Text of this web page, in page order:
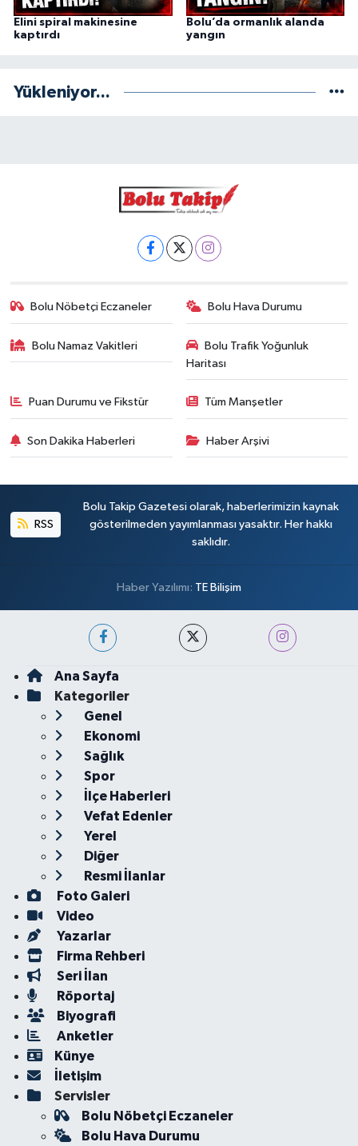
Elini spiral makinesine
kaptırdı
Bolu’da ormanlık alanda
yangın
Yükleniyor...
Bolu Nöbetçi Eczaneler Bolu Hava Durumu
Bolu Namaz Vakitleri
Bolu Trafik Yoğunluk
Haritası
Puan Durumu ve Fikstür Tüm Manşetler
Son Dakika Haberleri Haber Arşivi
RSS
Bolu Takip Gazetesi olarak, haberlerimizin kaynak
gösterilmeden yayımlanması yasaktır. Her hakkı
saklıdır.
Haber Yazılımı: TE Bilişim
Ana Sayfa
Kategoriler
Genel
Ekonomi
Sağlık
Spor
İlçe Haberleri
Vefat Edenler
Yerel
Diğer
Resmi İlanlar
Foto Galeri
Video
Yazarlar
Firma Rehberi
Seri İlan
Röportaj
Biyografi
Anketler
Künye
İletişim
Servisler
Bolu Nöbetçi Eczaneler
Bolu Hava Durumu